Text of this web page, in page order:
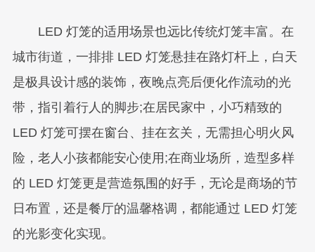
LED 灯笼的适用场景也远比传统灯笼丰富。在
城市街道，一排排 LED 灯笼悬挂在路灯杆上，白天
是极具设计感的装饰，夜晚点亮后便化作流动的光
带，指引着行人的脚步;在居民家中，小巧精致的
LED 灯笼可摆在窗台、挂在玄关，无需担心明火风
险，老人小孩都能安心使用;在商业场所，造型多样
的 LED 灯笼更是营造氛围的好手，无论是商场的节
日布置，还是餐厅的温馨格调，都能通过 LED 灯笼
的光影变化实现。